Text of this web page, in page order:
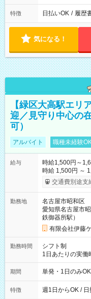
特徴 日払いOK / 履歴
気になる！
【緑区大高駅エリ
迎／見守り中心の
可）
アルバイト 職種未経験
給与
時給1,500円～
時給 1,500円 ～
（夜間割増手当含む） 【その他手当・待遇】 ・
月） ・賞与：業
で） ・マイカー通勤可（駐
し
交通費別途支
勤務地
名古屋市昭和区
愛知県名古屋市
鉄御器所駅）
有限会社伊藤
勤務時間
シフト制
1日あたりの実働
／休憩2時間） ★毎週【水曜日】【土曜日】【日曜日】のいずれ
か、または複数
す。ご応募時に
ません。
期間 単発・1日のみOK
特徴 週1日からOK /